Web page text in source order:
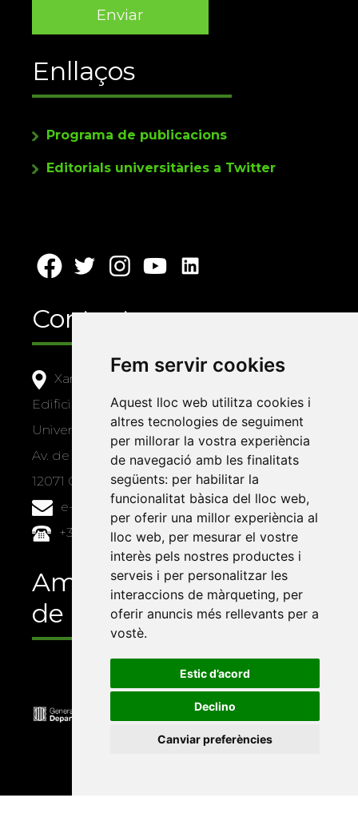
Fem servir cookies
Aquest lloc web utilitza cookies i
altres tecnologies de seguiment
per millorar la vostra experiència
de navegació amb les finalitats
següents: per habilitar la
funcionalitat bàsica del lloc web,
per oferir una millor experiència al
lloc web, per mesurar el vostre
interès pels nostres productes i
serveis i per personalitzar les
interaccions de màrqueting, per
oferir anuncis més rellevants per a
vostè.
Estic d’acord
Declino
Canviar preferències
Enllaços
Programa de publicacions
Editorials universitàries a Twitter
Contacte
Xarxa Vives d'Universitats
Edifici Àgora
Universitat Jaume I, local 10
Av. de Vicent Sos Baynat, s/n
12071 Castelló de la Plana
e-buc@vives.org
+34 964 72 89 93
Amb el suport
de